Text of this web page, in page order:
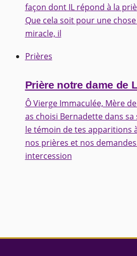
façon dont IL répond à la
Que cela soit pour une
miracle, il
Prières
Prière notre dame de
Ô Vierge Immaculée, Mère
as choisi Bernadette dans
le témoin de tes apparitions
nos prières et nos
intercession